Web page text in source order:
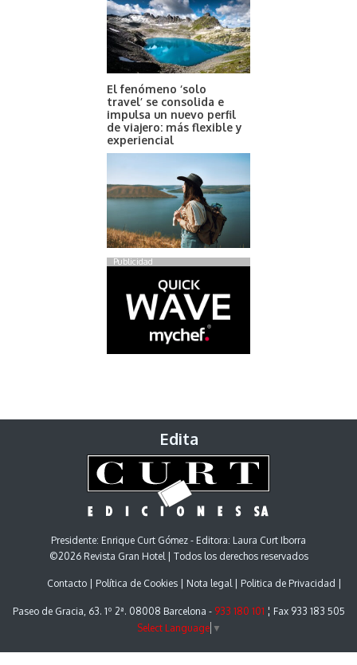
El fenómeno ‘solo
travel’ se consolida e
impulsa un nuevo perfil
de viajero: más flexible y
experiencial
Publicidad
Edita
Presidente: Enrique Curt Gómez - Editora: Laura Curt Iborra
©2026 Revista Gran Hotel | Todos los derechos reservados
Contacto Política de Cookies Nota legal Politica de Privacidad
Paseo de Gracia, 63. 1º 2ª. 08008 Barcelona - 933 180 101 ¦ Fax 933 183 505
Select Language ▼